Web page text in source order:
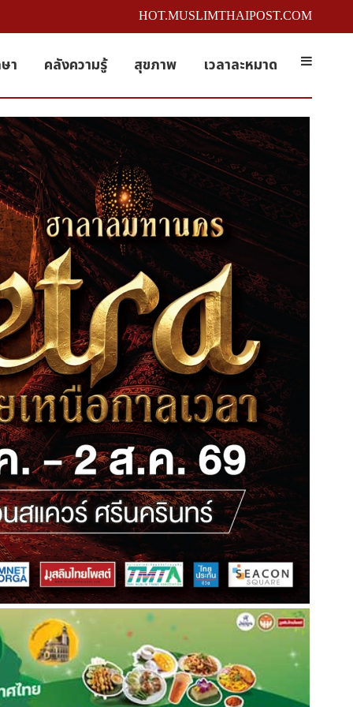
HOT.MUSLIMTHAIPOST.COM
า คลังความรู้ สุขภาพ เวลาละหมาด